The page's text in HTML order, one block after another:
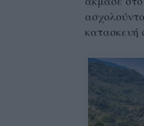
κατασκευή